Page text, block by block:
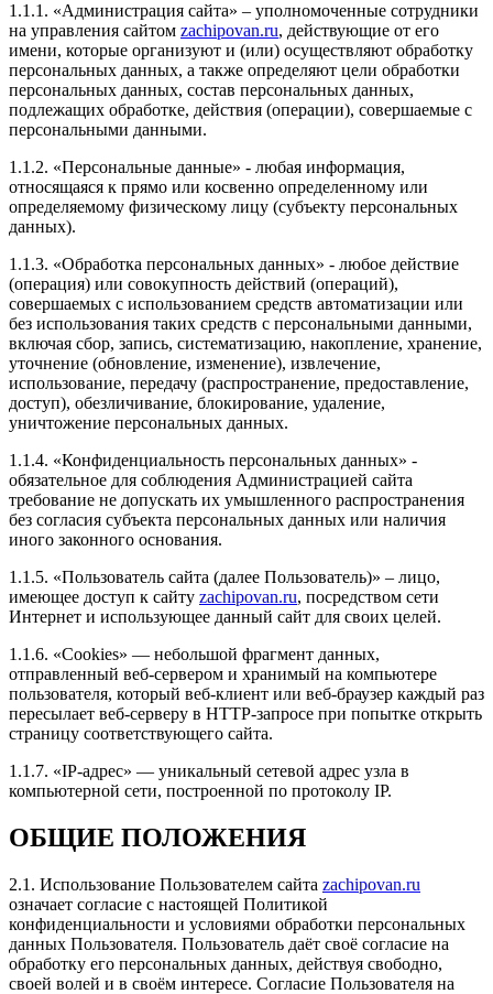
никак проблем!)) Тут же дополняю отзыв, что шили
машину без Евро-2, думал родные каталики ещё
побегают, а нет, спустя две недели после чипа они
все такие решили что надо на выход)) По итогу
вырезал и так как почти все сервисы предлагают
свою прошивку Евро-2 после удаления, сначала
проконсультировался с Евгением, что не затрется ли
вырезай и просто приезжай, прошьем под Евро-2,
при этом ещё и без всяких доплат! Вот это я называю
сервис! По итогу, могу сказать одно, если вы
задумались таки о чипе, то советую Евгения, как
ровных дорог!
Рейтинг отзыва:5
Заезжала сюда за чипом мазды 6 2.5 2023г из Китая.
Обслуживанием очень довольна, мастер хороший и
дружелюбный. Быстро закодировали блок. Хороший
сервис, всё подробно рассказали. Рекомендую всем
эту компанию.
Рейтинг отзыва:5
Самая крутая компания по сервису и лояльности к
клиентам! Мне кажется единственные, кто реально
понимает абсолютно от А до Я свою работу,
молодцы ребята! Всегда развиваются и постоянно в
теме!
Я приятно удивлён, результатом и объёмом работ за
такую скромную цену!
Делал Форд Эксплорер 2018г и активировали 8
скрытых опций!
Настроили двигатель и коробку так, что машина
перестала пинаться и подхват аж с низов!
уровня ваших конкурентов пожалуйста.
1.1.1. «Администрация сайта» – уполномоченные сотрудники
на управления сайтом zachipovan.ru, действующие от его
имени, которые организуют и (или) осуществляют обработку
персональных данных, а также определяют цели обработки
персональных данных, состав персональных данных,
подлежащих обработке, действия (операции), совершаемые с
персональными данными.
1.1.2. «Персональные данные» - любая информация,
относящаяся к прямо или косвенно определенному или
определяемому физическому лицу (субъекту персональных
данных).
1.1.3. «Обработка персональных данных» - любое действие
(операция) или совокупность действий (операций),
совершаемых с использованием средств автоматизации или
без использования таких средств с персональными данными,
включая сбор, запись, систематизацию, накопление, хранение,
уточнение (обновление, изменение), извлечение,
использование, передачу (распространение, предоставление,
доступ), обезличивание, блокирование, удаление,
уничтожение персональных данных.
1.1.4. «Конфиденциальность персональных данных» -
обязательное для соблюдения Администрацией сайта
требование не допускать их умышленного распространения
без согласия субъекта персональных данных или наличия
иного законного основания.
1.1.5. «Пользователь сайта (далее Пользователь)» – лицо,
имеющее доступ к сайту zachipovan.ru, посредством сети
Интернет и использующее данный сайт для своих целей.
1.1.6. «Cookies» — небольшой фрагмент данных,
отправленный веб-сервером и хранимый на компьютере
пользователя, который веб-клиент или веб-браузер каждый раз
пересылает веб-серверу в HTTP-запросе при попытке открыть
страницу соответствующего сайта.
1.1.7. «IP-адрес» — уникальный сетевой адрес узла в
компьютерной сети, построенной по протоколу IP.
ОБЩИЕ ПОЛОЖЕНИЯ
2.1. Использование Пользователем сайта zachipovan.ru
означает согласие с настоящей Политикой
конфиденциальности и условиями обработки персональных
данных Пользователя. Пользователь даёт своё согласие на
обработку его персональных данных, действуя свободно,
своей волей и в своём интересе. Согласие Пользователя на